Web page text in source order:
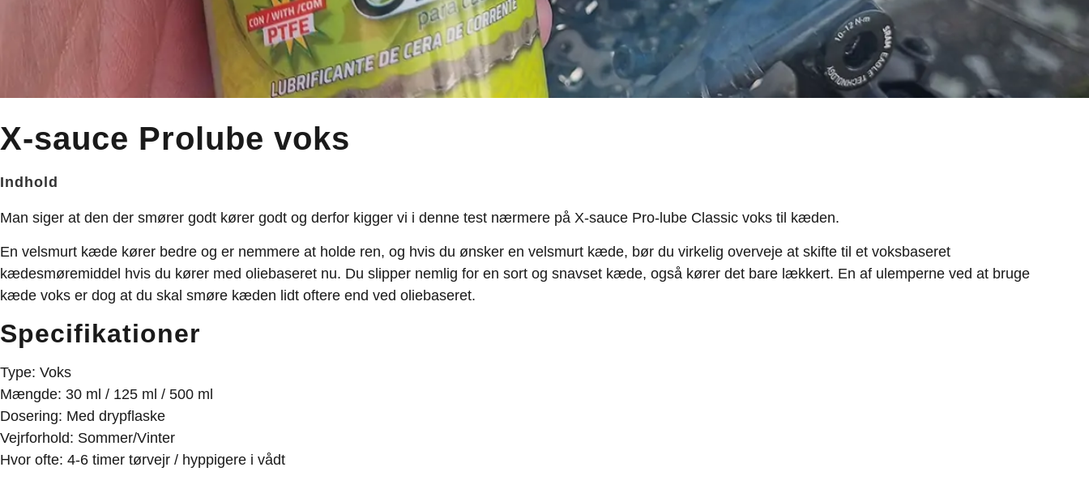
X-sauce Prolube voks
Indhold
Man siger at den der smører godt kører godt og derfor kigger vi i denne test nærmere på X-sauce Pro-lube Classic voks til kæden.
En velsmurt kæde kører bedre og er nemmere at holde ren, og hvis du ønsker en velsmurt kæde, bør du virkelig overveje at skifte til et voksbaseret
kædesmøremiddel hvis du kører med oliebaseret nu. Du slipper nemlig for en sort og snavset kæde, også kører det bare lækkert. En af ulemperne ved at bruge
kæde voks er dog at du skal smøre kæden lidt oftere end ved oliebaseret.
Specifikationer
Type: Voks
Mængde: 30 ml / 125 ml / 500 ml
Dosering: Med drypflaske
Vejrforhold: Sommer/Vinter
Hvor ofte: 4-6 timer tørvejr / hyppigere i vådt